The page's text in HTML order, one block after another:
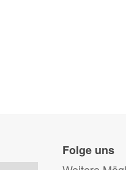
Folge uns